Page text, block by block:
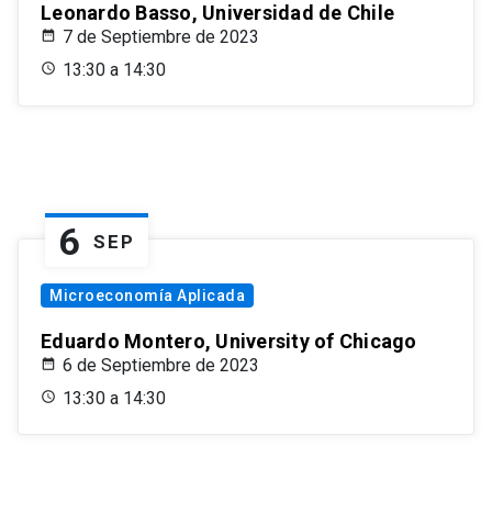
Leonardo Basso, Universidad de Chile
7 de Septiembre de 2023
13:30 a 14:30
6 SEP
Microeconomía Aplicada
Eduardo Montero, University of Chicago
6 de Septiembre de 2023
13:30 a 14:30